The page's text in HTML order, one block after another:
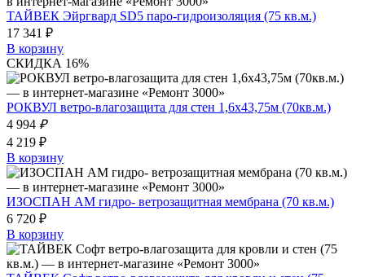
ТАЙВЕК Эйргвард SD5 паро-гидроизоляция (75 кв.м.)
17 341 ₽
В корзину
СКИДКА 16%
РОКВУЛ ветро-влагозащита для стен 1,6х43,75м (70кв.м.)
4 994 ₽
4 219 ₽
В корзину
ИЗОСПАН АМ гидро- ветрозащитная мембрана (70 кв.м.)
6 720 ₽
В корзину